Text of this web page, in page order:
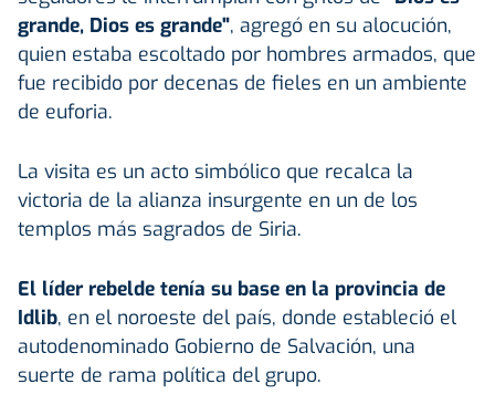
grande, Dios es grande", agregó en su alocución,
quien estaba escoltado por hombres armados, que
fue recibido por decenas de fieles en un ambiente
de euforia.
La visita es un acto simbólico que recalca la
victoria de la alianza insurgente en un de los
templos más sagrados de Siria.
El líder rebelde tenía su base en la provincia de
Idlib, en el noroeste del país, donde estableció el
autodenominado Gobierno de Salvación, una
suerte de rama política del grupo.